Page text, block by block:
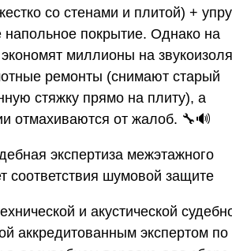
со стенами и плитой) +
покрытие. Однако на
миллионы на
ремонты (снимают старый
стяжку прямо на плиту), а
отмахиваются от жалоб. 🔧🔊
экспертиза межэтажного
соответствия шумовой защите
и акустической
аккредитованным экспертом по